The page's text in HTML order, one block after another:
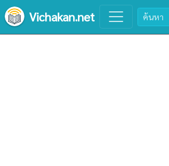
Vichakan.net